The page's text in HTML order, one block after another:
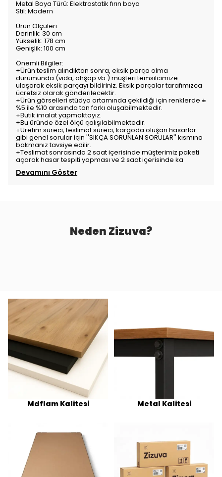
Metal Boya Türü: Elektrostatik fırın boya
Stil: Modern
Ürün Ölçüleri:
Derinlik: 30 cm
Yükselik: 178 cm
Genişlik: 100 cm
Önemli Bilgiler:
+Ürün teslim alındıktan sonra, eksik parça olma
durumunda (vida, ahşap vb.) müşteri temsilcimize
ulaşarak eksik parçayı bildiriniz. Eksik parçalar tarafımızca
ücretsiz olarak gönderilecektir.
+Ürün görselleri stüdyo ortamında çekildiği için renklerde ±
%5 ile %10 arasında ton farkı oluşabilmektedir.
+Butik imalat yapmaktayız.
+Bu üründe özel ölçü çalışılabilmektedir.
+Üretim süreci, teslimat süreci, kargoda oluşan hasarlar
gibi genel sorular için ''SIKÇA SORUNLAN SORULAR'' kısmına
bakmanız tavsiye edilir.
+Teslimat sonrasında 2 saat içerisinde müşterimiz paketi
açarak hasar tespiti yapması ve 2 saat içerisinde ka
Devamını Göster
Neden Zizuva?
Mdflam Kalitesi Metal Kalitesi